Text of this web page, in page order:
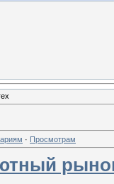
· Просмотрам